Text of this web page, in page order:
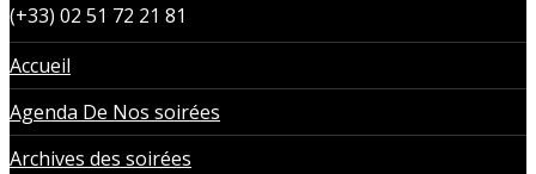
(+33) 02 51 72 21 81
Accueil
Agenda De Nos soirées
Archives des soirées